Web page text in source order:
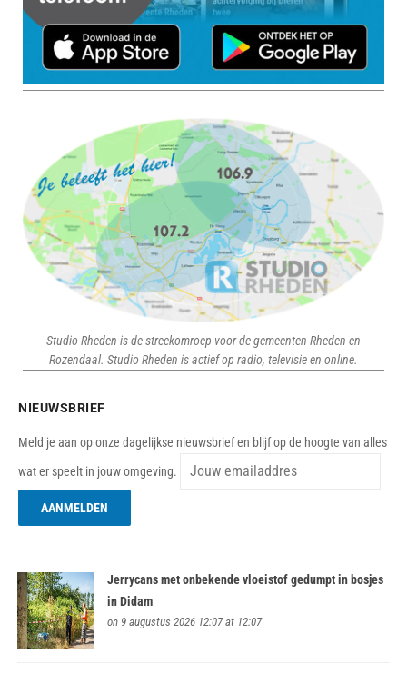
Studio Rheden is de streekomroep voor de gemeenten Rheden en
Rozendaal. Studio Rheden is actief op radio, televisie en online.
NIEUWSBRIEF
Meld je aan op onze dagelijkse nieuwsbrief en blijf op de hoogte van alles
wat er speelt in jouw omgeving.
Jerrycans met onbekende vloeistof gedumpt in bosjes
in Didam
on 9 augustus 2026 12:07 at 12:07